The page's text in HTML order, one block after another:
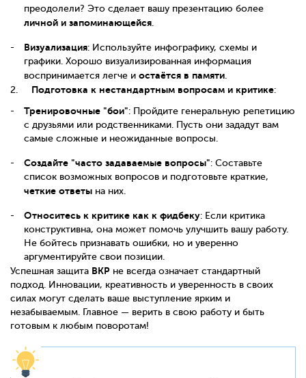
преодолели? Это сделает вашу презентацию более
личной и запоминающейся
Визуализация: Используйте инфографику, схемы и
графики. Хорошо визуализированная информация
воспринимается легче и остаётся в памяти
2.
Подготовка к нестандартным вопросам и критике:
Тренировочные "бои": Пройдите генеральную репетицию
с друзьями или родственниками. Пусть они зададут вам
самые сложные и неожиданные вопросы.
Создайте "часто задаваемые вопросы": Составьте
список возможных вопросов и подготовьте краткие,
четкие ответы на них.
Относитесь к критике как к фидбеку: Если критика
конструктивна, она может помочь улучшить вашу работу.
Не бойтесь признавать ошибки, но и уверенно
аргументируйте свои позиции.
Успешная защита ВКР не всегда означает стандартный
подход. Инновации, креативность и уверенность в своих
силах могут сделать ваше выступление ярким и
незабываемым. Главное — верить в свою работу и быть
готовым к любым поворотам!